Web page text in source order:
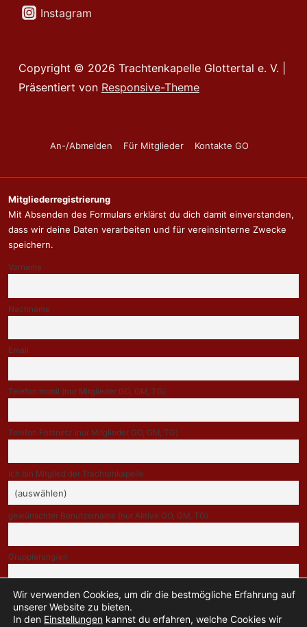
Instagram
Copyright © 2026 Trachtenkapelle Glottertal e. V.
Präsentiert von Responsive-Theme
Footer-
An-/Abmelden Für Mitglieder Kontakte GO
Mitgliederregistrierung
Mit Absenden des Formulars erklärst du dich damit einverstanden,
dass wir deine Daten verarbeiten und für vereinsinterne Zwecke
speichern.
Vorname
Nachname
Email
Telefon mobil (nur Mitglieder GO, GM, TG)
Telefon Festnetz (nur Mitglieder GO, GM, TG)
Ich bin Mitglied der Trachtenkapelle
gewünschter Benutzername (nur Aktive GO, GM, TG)
Gruppierung/en
Indem Du fortfährst, akzeptierst Du unsere Datenschutzerklärung.
Wir verwenden Cookies, um dir die bestmögliche Erfahrung auf
unserer Website zu bieten.
In den Einstellungen kannst du erfahren, welche Cookies wir